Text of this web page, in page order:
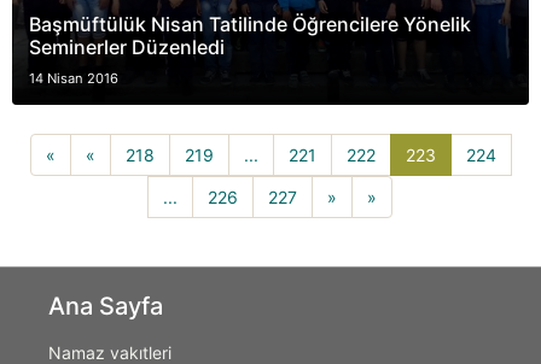
Başmüftülük Nisan Tatilinde Öğrencilere Yönelik
Seminerler Düzenledi
14 Nisan 2016
« « 218 219 ... 221 222 223223(current)
224
... 226 227 » »
Ana Sayfa
Namaz vakıtleri